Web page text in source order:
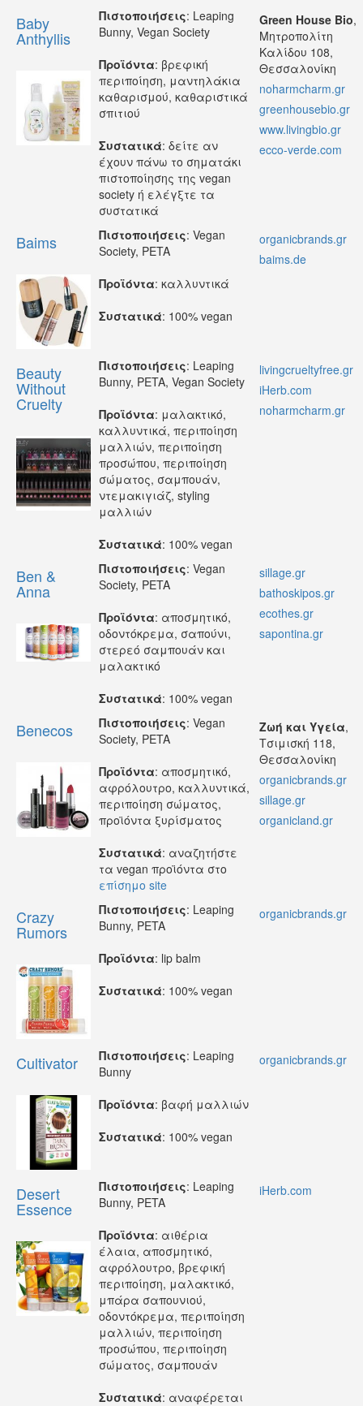
Baby
Anthyllis
Πιστοποιήσεις: Leaping
Bunny, Vegan Society
Προϊόντα: βρεφική
περιποίηση, μαντηλάκια
καθαρισμού, καθαριστικά
σπιτιού
Συστατικά: δείτε αν
έχουν πάνω το σηματάκι
πιστοποίησης της vegan
society ή ελέγξτε τα
συστατικά
Green House Bio,
Μητροπολίτη
Καλίδου 108,
Θεσσαλονίκη
noharmcharm.gr
greenhousebio.gr
www.livingbio.gr
ecco-verde.com
Baims Πιστοποιήσεις: Vegan
Society, PETA
Προϊόντα: καλλυντικά
Συστατικά: 100% vegan
organicbrands.gr
baims.de
Beauty
Without
Cruelty
Πιστοποιήσεις: Leaping
Bunny, PETA, Vegan Society
Προϊόντα: μαλακτικό,
καλλυντικά, περιποίηση
μαλλιών, περιποίηση
προσώπου, περιποίηση
σώματος, σαμπουάν,
ντεμακιγιάζ, styling
μαλλιών
Συστατικά: 100% vegan
livingcrueltyfree.gr
iHerb.com
noharmcharm.gr
Ben &
Anna
Πιστοποιήσεις: Vegan
Society, PETA
Προϊόντα: αποσμητικό,
οδοντόκρεμα, σαπούνι,
στερεό σαμπουάν και
μαλακτικό
Συστατικά: 100% vegan
sillage.gr
bathoskipos.gr
ecothes.gr
sapontina.gr
Benecos Πιστοποιήσεις: Vegan
Society, PETA
Προϊόντα: αποσμητικό,
αφρόλουτρο, καλλυντικά,
περιποίηση σώματος,
προϊόντα ξυρίσματος
Συστατικά: αναζητήστε
τα vegan προϊόντα στο
επίσημο site
Ζωή και Υγεία,
Τσιμισκή 118,
Θεσσαλονίκη
organicbrands.gr
sillage.gr
organicland.gr
Crazy
Rumors
Πιστοποιήσεις: Leaping
Bunny, PETA
Προϊόντα: lip balm
Συστατικά: 100% vegan
organicbrands.gr
Cultivator Πιστοποιήσεις: Leaping
Bunny
Προϊόντα: βαφή μαλλιών
Συστατικά: 100% vegan
organicbrands.gr
Desert
Essence
Πιστοποιήσεις: Leaping
Bunny, PETA
Προϊόντα: αιθέρια
έλαια, αποσμητικό,
αφρόλουτρο, βρεφική
περιποίηση, μαλακτικό,
μπάρα σαπουνιού,
οδοντόκρεμα, περιποίηση
μαλλιών, περιποίηση
προσώπου, περιποίηση
σώματος, σαμπουάν
Συστατικά: αναφέρεται
iHerb.com